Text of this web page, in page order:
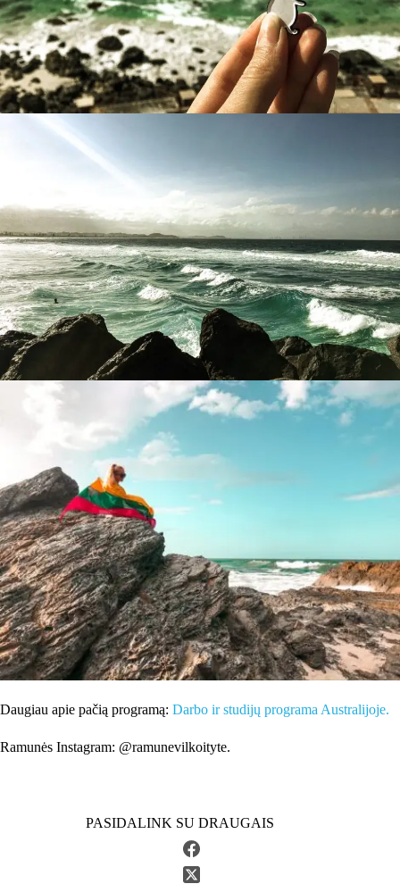
Daugiau apie pačią programą: Darbo ir studijų programa Australijoje.
Ramunės Instagram: @ramunevilkoityte.
PASIDALINK SU DRAUGAIS